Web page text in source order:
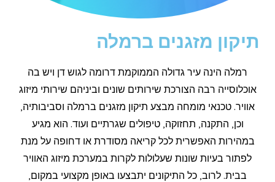
תיקון מזגנים ברמלה
רמלה הינה עיר גדולה הממוקמת דרומה לגוש דן ויש בה
אוכלוסייה רבה הצורכת שירותים שונים וביניהם שירותי מיזוג
אוויר. טכנאי מומחה מבצע תיקון מזגנים ברמלה וסביבותיה,
וכן, התקנה, תחזוקה, טיפולים שגרתיים ועוד. הוא מגיע
במהירות האפשרית לכל קריאה מסודרת או דחופה על מנת
לפתור בעיות שונות שעלולות לקרות במערכת מיזוג האוויר
בבית. לרוב, כל התיקונים יתבצעו באופן מקצועי במקום,